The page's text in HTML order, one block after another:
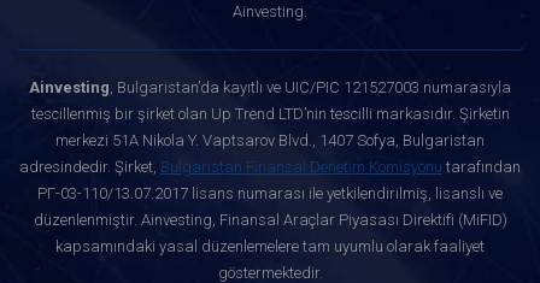
Ainvesting.
Ainvesting, Bulgaristan’da kayıtlı ve UIC/PIC 121527003 numarasıyla
tescillenmiş bir şirket olan Up Trend LTD’nin tescilli markasıdır. Şirketin
merkezi 51A Nikola Y. Vaptsarov Blvd., 1407 Sofya, Bulgaristan
adresindedir. Şirket, Bulgaristan Finansal Denetim Komisyonu tarafından
РГ-03-110/13.07.2017 lisans numarası ile yetkilendirilmiş, lisanslı ve
düzenlenmiştir. Ainvesting, Finansal Araçlar Piyasası Direktifi (MiFID)
kapsamındaki yasal düzenlemelere tam uyumlu olarak faaliyet
göstermektedir.